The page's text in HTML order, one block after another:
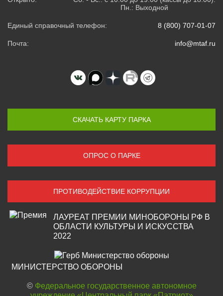
Пн.: Выходной
Единый справочный телефон: 8 (800) 707-01-07
Почта: info@mtaf.ru
СКАЧАТЬ КАРТУ ПАРКА
ОПРОС О ПАРКЕ
ПРОТИВОДЕЙСТВИЕ КОРРУПЦИИ
ЛАУРЕАТ ПРЕМИИ МИНОБОРОНЫ РФ В
ОБЛАСТИ КУЛЬТУРЫ И ИСКУССТВА
2022
МИНИСТЕРСТВО ОБОРОНЫ
© Федеральное государственное автономное